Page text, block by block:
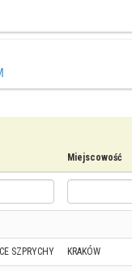
Miejscowość
SZPRYCHY KRAKÓW